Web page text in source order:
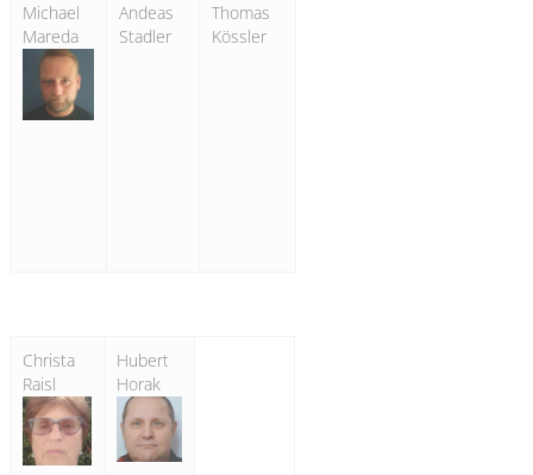
Michael
Mareda
Andeas
Stadler
Thomas
Kössler
Christa
Raisl
Hubert
Horak